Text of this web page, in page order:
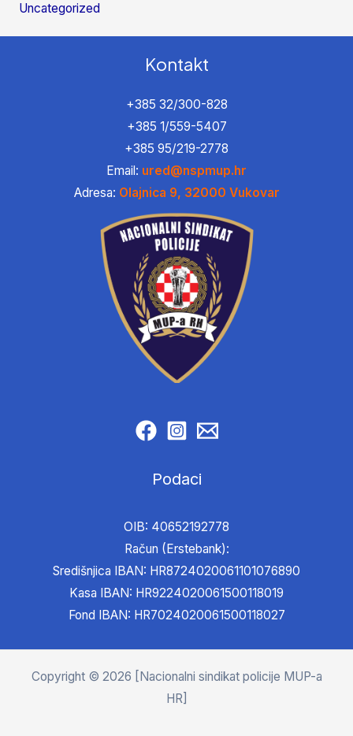
Uncategorized
Kontakt
+385 32/300-828
+385 1/559-5407
+385 95/219-2778
Email: ured@nspmup.hr
Adresa: Olajnica 9, 32000 Vukovar
Podaci
OIB: 40652192778
Račun (Erstebank):
Središnjica IBAN: HR8724020061101076890
Kasa IBAN: HR9224020061500118019
Fond IBAN: HR7024020061500118027
Copyright © 2026 [Nacionalni sindikat policije MUP-a
HR]